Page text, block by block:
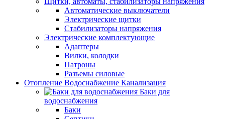
Автоматические выключатели
Электрические щитки
Стабилизаторы напряжения
Электрические комплектующие
Адаптеры
Вилки, колодки
Патроны
Разъемы силовые
Отопление Водоснабжение Канализация
Баки для
водоснабжения
Баки